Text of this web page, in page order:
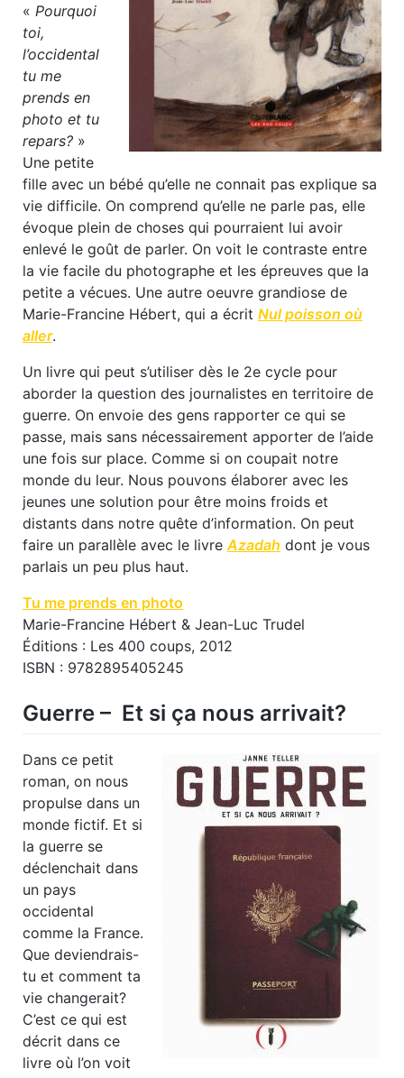
« Pourquoi
toi,
l’occidental
tu me
prends en
photo et tu
repars? »
Une petite
fille avec un bébé qu’elle ne connait pas explique sa
vie difficile. On comprend qu’elle ne parle pas, elle
évoque plein de choses qui pourraient lui avoir
enlevé le goût de parler. On voit le contraste entre
la vie facile du photographe et les épreuves que la
petite a vécues. Une autre oeuvre grandiose de
Marie-Francine Hébert, qui a écrit Nul poisson où
aller.
Un livre qui peut s’utiliser dès le 2e cycle pour
aborder la question des journalistes en territoire de
guerre. On envoie des gens rapporter ce qui se
passe, mais sans nécessairement apporter de l’aide
une fois sur place. Comme si on coupait notre
monde du leur. Nous pouvons élaborer avec les
jeunes une solution pour être moins froids et
distants dans notre quête d’information. On peut
faire un parallèle avec le livre Azadah dont je vous
parlais un peu plus haut.
Tu me prends en photo
Marie-Francine Hébert & Jean-Luc Trudel
Éditions : Les 400 coups, 2012
ISBN : 9782895405245
Guerre – Et si ça nous arrivait?
Dans ce petit
roman, on nous
propulse dans un
monde fictif. Et si
la guerre se
déclenchait dans
un pays
occidental
comme la France.
Que deviendrais-
tu et comment ta
vie changerait?
C’est ce qui est
décrit dans ce
livre où l’on voit